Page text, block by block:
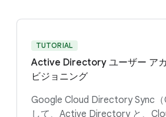
TUTORIAL
Active Directory ユーザー ア
ビジョニング
Google Cloud Directory Sync（
して、Active Directory と、